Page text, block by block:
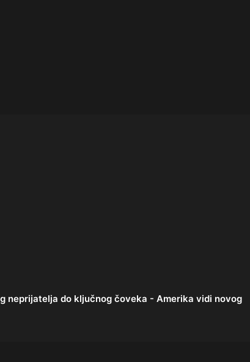
neprijatelja do ključnog čoveka - Amerika vidi novog